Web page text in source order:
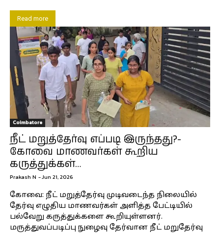
Read more
Coimbatore
நீட் மறுத்தேர்வு எப்படி இருந்தது?-
கோவை மாணவர்கள் கூறிய
கருத்துக்கள்…
Prakash N -Jun 21, 2026
கோவை: நீட் மறுத்தேர்வு முடிவடைந்த நிலையில்
தேர்வு எழுதிய மாணவர்கள் அளித்த பேட்டியில்
பல்வேறு கருத்துக்களை கூறியுள்ளனர்.
மருத்துவப்படிப்பு நுழைவு தேர்வான நீட் மறுதேர்வு